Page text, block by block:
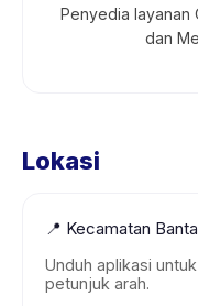
Penyedia layanan
dan
Lokasi
📍 Kecamatan
Unduh aplikasi
petunjuk arah.